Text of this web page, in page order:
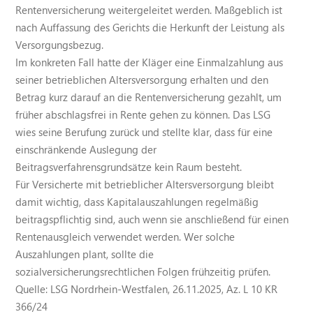
Rentenversicherung weitergeleitet werden. Maßgeblich ist
nach Auffassung des Gerichts die Herkunft der Leistung als
Versorgungsbezug.
Im konkreten Fall hatte der Kläger eine Einmalzahlung aus
seiner betrieblichen Altersversorgung erhalten und den
Betrag kurz darauf an die Rentenversicherung gezahlt, um
früher abschlagsfrei in Rente gehen zu können. Das LSG
wies seine Berufung zurück und stellte klar, dass für eine
einschränkende Auslegung der
Beitragsverfahrensgrundsätze kein Raum besteht.
Für Versicherte mit betrieblicher Altersversorgung bleibt
damit wichtig, dass Kapitalauszahlungen regelmäßig
beitragspflichtig sind, auch wenn sie anschließend für einen
Rentenausgleich verwendet werden. Wer solche
Auszahlungen plant, sollte die
sozialversicherungsrechtlichen Folgen frühzeitig prüfen.
Quelle: LSG Nordrhein-Westfalen, 26.11.2025, Az. L 10 KR
366/24